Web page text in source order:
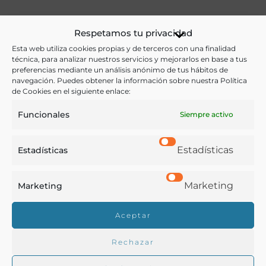
Respetamos tu privacidad
Esta web utiliza cookies propias y de terceros con una finalidad
técnica, para analizar nuestros servicios y mejorarlos en base a tus
preferencias mediante un análisis anónimo de tus hábitos de
navegación. Puedes obtener la información sobre nuestra Política
de Cookies en el siguiente enlace:
Funcionales Siempre activo
Estadísticas Estadísticas
Marketing Marketing
Aceptar
Rechazar
Agricultura,Bebidas,Enología y Viticultura
Ver más libros con las palabras clave:
Buscar en la biblioteca